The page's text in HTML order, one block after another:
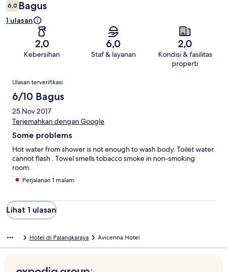
6,0 Bagus
1 ulasan
2,0
Kebersihan
6,0
Staf & layanan
2,0
Kondisi & fasilitas
properti
Ulasan
Ulasan terverifikasi
6/10 Bagus
25 Nov 2017
Terjemahkan dengan Google
Some problems
Hot water from shower is not enough to wash body. Toilet water
cannot flash . Towel smells tobacco smoke in non-smoking
room.
Perjalanan 1 malam
Lihat 1 ulasan
Hotel di Palangkaraya Avicenna Hotel